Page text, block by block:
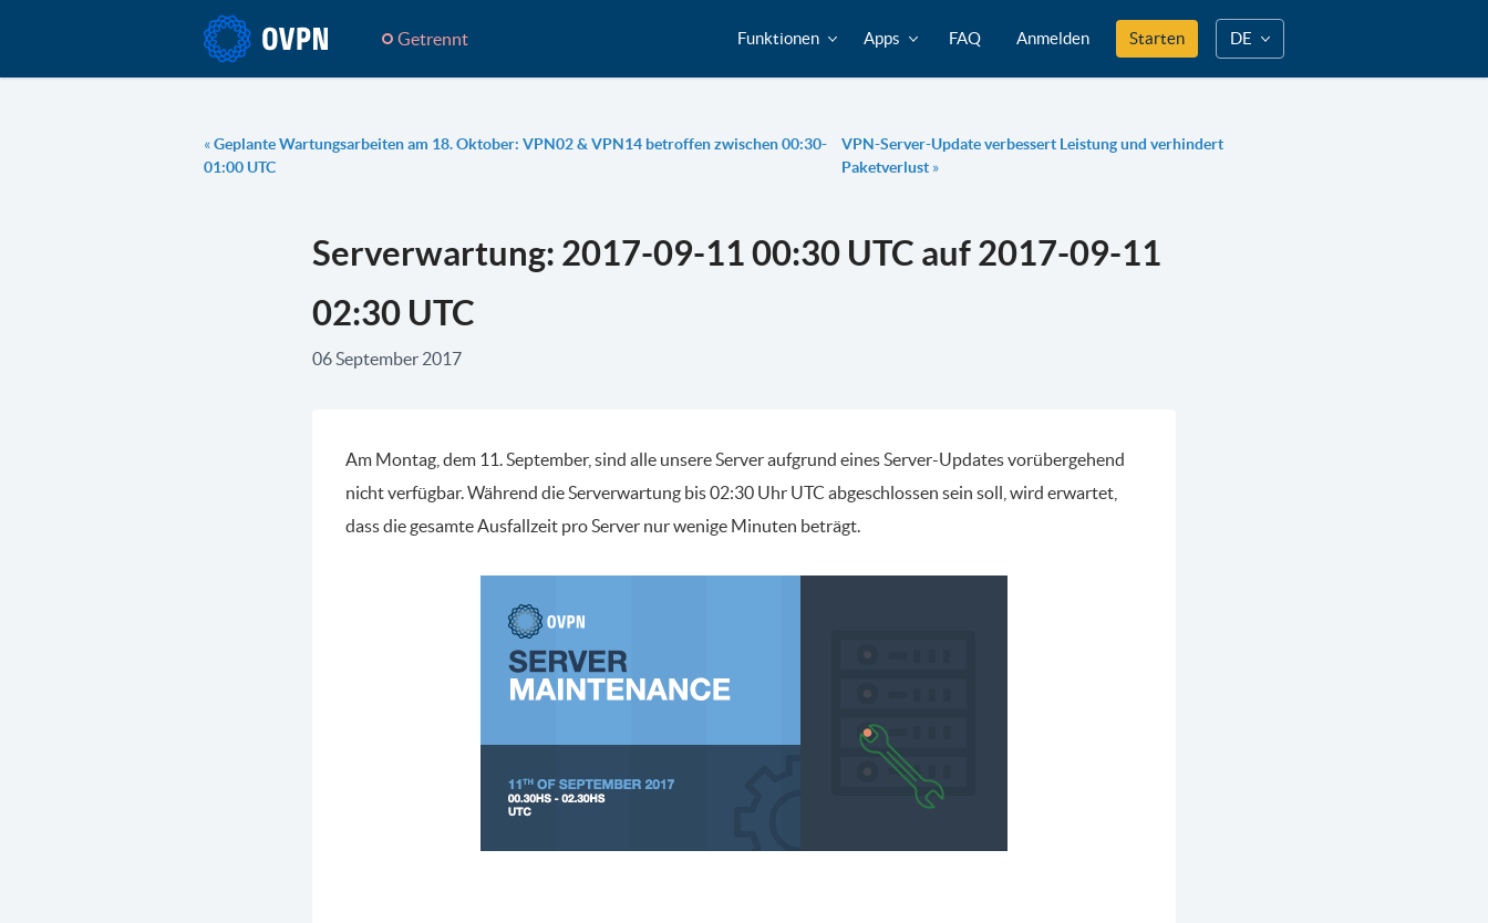
Getrennt Funktionen Apps FAQ Anmelden Starten DE
«Geplante Wartungsarbeiten am 18. Oktober: VPN02 & VPN14 betroffen zwischen 00:30-
01:00 UTC
VPN-Server-Update verbessert Leistung und verhindert
Paketverlust »
Serverwartung: 2017-09-11 00:30 UTC auf 2017-09-11
02:30 UTC
06 September 2017
Am Montag, dem 11. September, sind alle unsere Server aufgrund eines Server-Updates vorübergehend
nicht verfügbar. Während die Serverwartung bis 02:30 Uhr UTC abgeschlossen sein soll, wird erwartet,
dass die gesamte Ausfallzeit pro Server nur wenige Minuten beträgt.